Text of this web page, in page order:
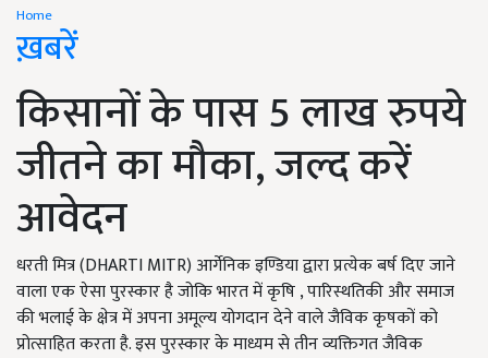
Home
ख़बरें
किसानों के पास 5 लाख रुपये
जीतने का मौका, जल्द करें
आवेदन
धरती मित्र (DHARTI MITR) आर्गेनिक इण्डिया द्वारा प्रत्येक बर्ष दिए जाने
वाला एक ऐसा पुरस्कार है जोकि भारत में कृषि , पारिस्थतिकी और समाज
की भलाई के क्षेत्र में अपना अमूल्य योगदान देने वाले जैविक कृषकों को
प्रोत्साहित करता है. इस पुरस्कार के माध्यम से तीन व्यक्तिगत जैविक